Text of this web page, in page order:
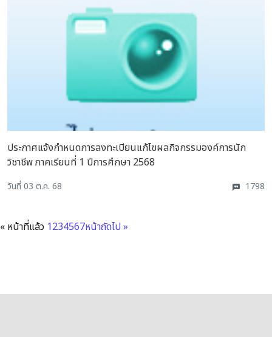
ประกาศแจ้งกำหนดการลงทะเบียนแก้ไขผลกิจกรรมองค์การนัก
วิชาชีพ ภาคเรียนที่ 1 ปีการศึกษา 2568
วันที่ 03 ต.ค. 68 1798
« หน้าที่แล้ว 1234567หน้าถัดไป »